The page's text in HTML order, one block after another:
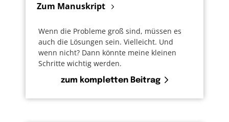
Zum Manuskript
Wenn die Probleme groß sind, müssen es
auch die Lösungen sein. Vielleicht. Und
wenn nicht? Dann könnte meine kleinen
Schritte wichtig werden.
zum kompletten Beitrag